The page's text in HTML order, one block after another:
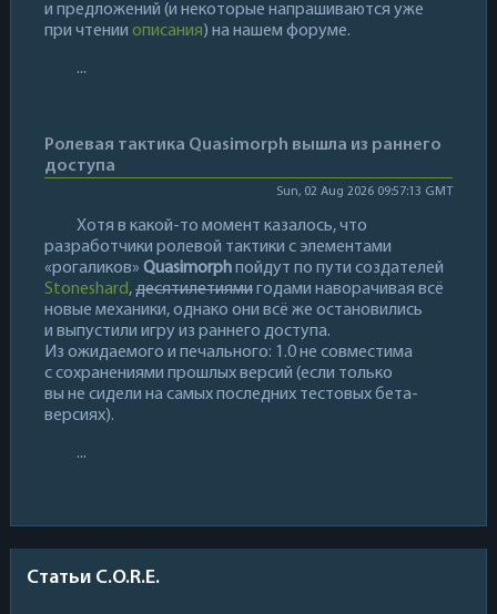
и предложений (и некоторые напрашиваются уже
при чтении описания) на нашем форуме.
...
Ролевая тактика Quasimorph вышла из раннего
доступа
Sun, 02 Aug 2026 09:57:13 GMT
Хотя в какой-то момент казалось, что
разработчики ролевой тактики с элементами
«рогаликов» Quasimorphпойдут по пути создателей
Stoneshard,десятилетиямигодами наворачивая всё
новые механики, однако они всё же остановились
и выпустили игру из раннего доступа.
Из ожидаемого и печального: 1.0 не совместима
с сохранениями прошлых версий (если только
вы не сидели на самых последних тестовых бета-
версиях).
...
Статьи C.O.R.E.